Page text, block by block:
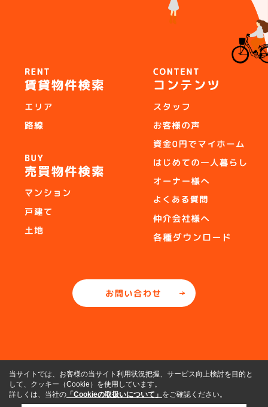
当サイトでは、お客様の当サイト利用状況把握、サービス向上検討を目的と
して、クッキー（Cookie）を使用しています。
詳しくは、当社の 「Cookieの取扱いについて」 をご確認ください。